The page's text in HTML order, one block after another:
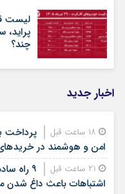
چند؟
اخبار جدید
پرداخت
امن و هوشمند در
۹ راه
اشتباهات باعث داغ شدن